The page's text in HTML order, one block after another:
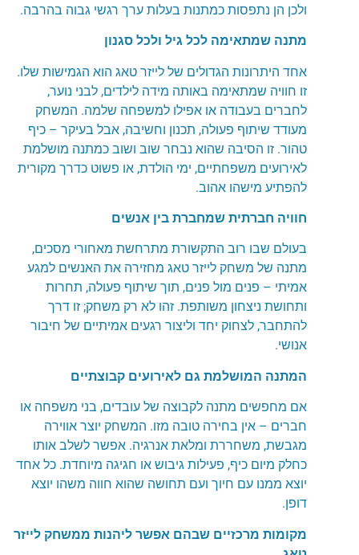
ולכן הן נתפסות כמתנות בעלות ערך רגשי גבוה בהרבה.
מתנה שמתאימה לכל גיל ולכל סגנון
אחד היתרונות הגדולים של לייזר טאג הוא הגמישות שלו.
זו חוויה שמתאימה באותה מידה לילדים, לבני נוער,
לחברים בעבודה או אפילו למשפחה שלמה. המשחק
מעודד שיתוף פעולה, תכנון וחשיבה, אבל בעיקר – כיף
טהור. זו הסיבה שהוא נבחר שוב ושוב כמתנה מושלמת
לאירועים משפחתיים, ימי הולדת, או פשוט כדרך מקורית
להפתיע מישהו אהוב.
חוויה חברתית שמחברת בין אנשים
בעולם שבו רוב התקשורת מתרחשת מאחורי מסכים,
מתנה של משחק לייזר טאג מחזירה את האנשים למגע
אמיתי – פנים מול פנים, תוך שיתוף פעולה, תחרות
ותחושת ניצחון משותפת. זהו לא רק משחק; זו דרך
להתחבר, לצחוק יחד וליצור רגעים אמיתיים של חיבור
אנושי.
המתנה המושלמת גם לאירועים קבוצתיים
אם מחפשים מתנה לקבוצה של עובדים, בני משפחה או
חברים – אין בחירה טובה מזו. המשחק יוצר אווירה
מגבשת, משחררת ומלאת אנרגיה. אפשר לשלב אותו
כחלק מיום כיף, פעילות גיבוש או חגיגה מיוחדת. כל אחד
יוצא ממנו עם חיוך ועם תחושה שהוא חווה משהו יוצא
דופן.
מקומות מרכזיים שבהם אפשר ליהנות ממשחק לייזר